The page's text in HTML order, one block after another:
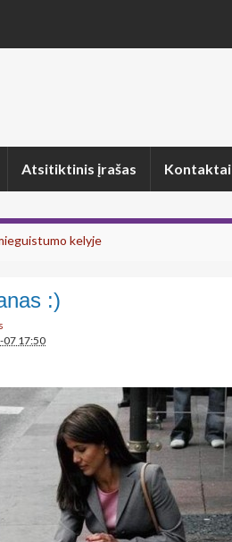
Atsitiktinis įrašas Kontaktai
kelyje
:)
07 17:50